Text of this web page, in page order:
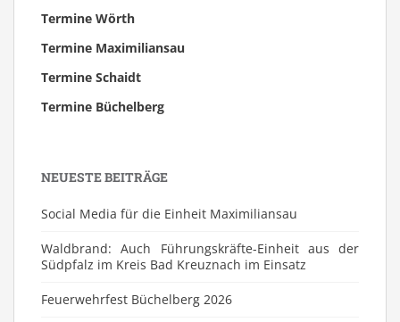
Termine Wörth
Termine Maximiliansau
Termine Schaidt
Termine Büchelberg
NEUESTE BEITRÄGE
Social Media für die Einheit Maximiliansau
Waldbrand: Auch Führungskräfte-Einheit aus der
Südpfalz im Kreis Bad Kreuznach im Einsatz
Feuerwehrfest Büchelberg 2026